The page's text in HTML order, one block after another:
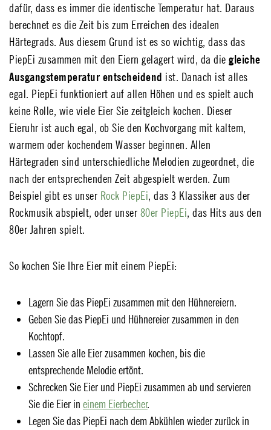
dafür, dass es immer die identische Temperatur hat. Daraus
berechnet es die Zeit bis zum Erreichen des idealen
Härtegrads. Aus diesem Grund ist es so wichtig, dass das
PiepEi zusammen mit den Eiern gelagert wird, da die gleiche
Ausgangstemperatur entscheidend ist. Danach ist alles
egal. PiepEi funktioniert auf allen Höhen und es spielt auch
keine Rolle, wie viele Eier Sie zeitgleich kochen. Dieser
Eieruhr ist auch egal, ob Sie den Kochvorgang mit kaltem,
warmem oder kochendem Wasser beginnen. Allen
Härtegraden sind unterschiedliche Melodien zugeordnet, die
nach der entsprechenden Zeit abgespielt werden. Zum
Beispiel gibt es unser Rock PiepEi, das 3 Klassiker aus der
Rockmusik abspielt, oder unser 80er PiepEi, das Hits aus den
80er Jahren spielt.
So kochen Sie Ihre Eier mit einem PiepEi:
Lagern Sie das PiepEi zusammen mit den Hühnereiern.
Geben Sie das PiepEi und Hühnereier zusammen in den
Kochtopf.
Lassen Sie alle Eier zusammen kochen, bis die
entsprechende Melodie ertönt.
Schrecken Sie Eier und PiepEi zusammen ab und servieren
Sie die Eier in einem Eierbecher.
Legen Sie das PiepEi nach dem Abkühlen wieder zurück in